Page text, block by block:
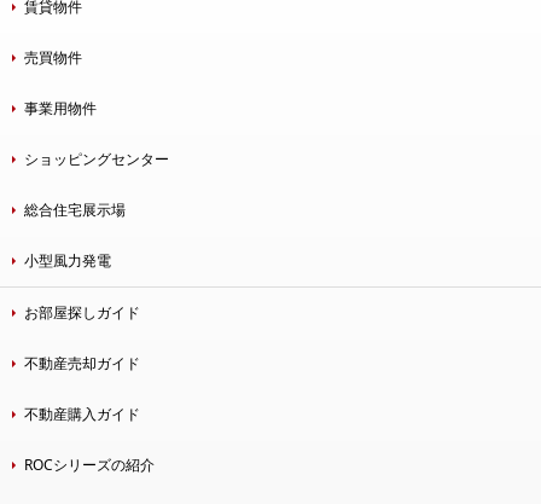
賃貸物件
売買物件
事業用物件
ショッピングセンター
総合住宅展示場
小型風力発電
お部屋探しガイド
不動産売却ガイド
不動産購入ガイド
ROCシリーズの紹介